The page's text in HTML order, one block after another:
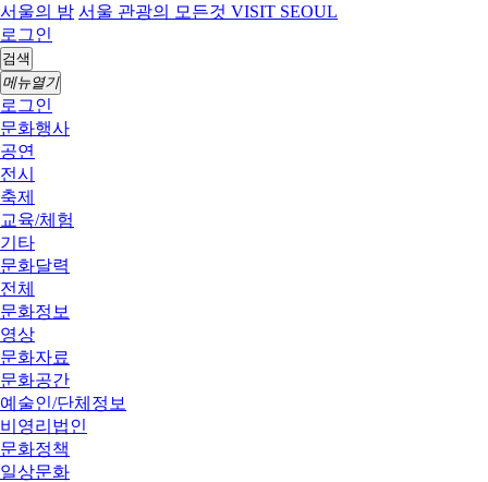
서울의 밤 서울 관광의 모든것 VISIT SEOUL
로그인
검색
메뉴열기
로그인
문화행사
공연
전시
축제
교육/체험
기타
문화달력
전체
문화정보
영상
문화자료
문화공간
예술인/단체정보
비영리법인
문화정책
일상문화